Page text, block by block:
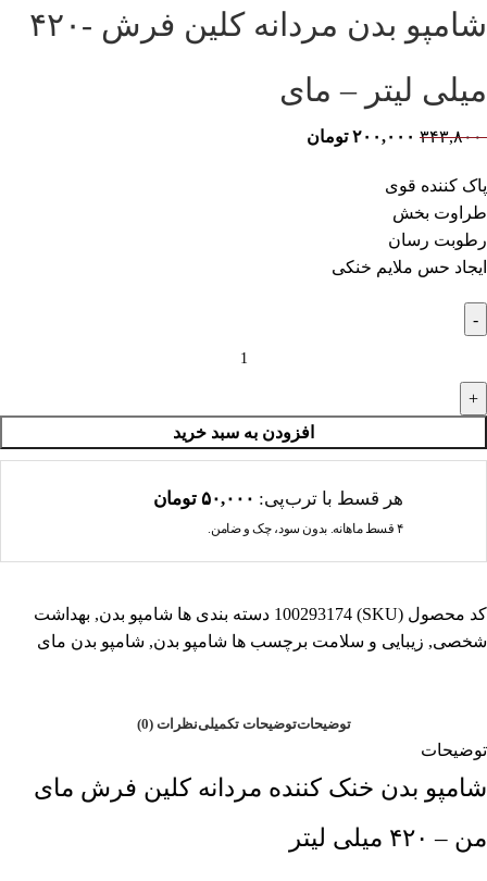
شامپو بدن مردانه کلین فرش -۴۲۰
میلی لیتر – مای
۳۴۳,۸۰۰ ۲۰۰,۰۰۰ تومان
پاک کننده قوی
طراوت بخش
رطوبت رسان
ایجاد حس ملایم خنکی
افزودن به سبد خرید
هر قسط با ترب‌پی: ۵۰,۰۰۰ تومان
۴ قسط ماهانه. بدون سود، چک و ضامن.
کد محصول (SKU) 100293174 دسته بندی ها شامپو بدن, بهداشت
شخصی, زیبایی و سلامت برچسب ها شامپو بدن, شامپو بدن مای
توضیحاتتوضیحات تکمیلینظرات (0)
توضیحات
شامپو بدن خنک کننده مردانه کلین فرش مای
من – ۴۲۰ میلی لیتر